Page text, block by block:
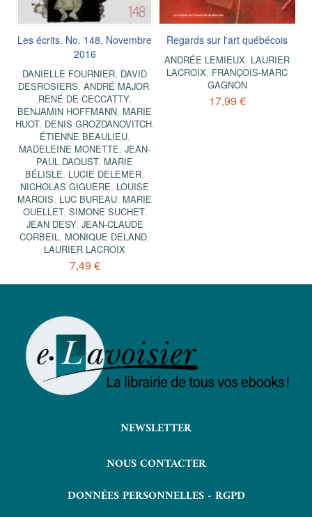
Les écrits. No. 148, Novembre
2016
DANIELLE FOURNIER, DAVID
DESROSIERS, ANDRÉ MAJOR,
RENÉ DE CECCATTY,
BENJAMIN HOFFMANN, MARIE
HUOT, DENIS GROZDANOVITCH,
ÉTIENNE BEAULIEU,
MADELEINE MONETTE,JEAN-
PAUL DAOUST, MARIE
BÉLISLE, LUCIE DELEMER,
NICHOLAS GIGUÈRE, LOUISE
MAROIS, LUC BUREAU, MARIE
OUELLET, SIMONE SUCHET,
JEAN DESY, JEAN-CLAUDE
CORBEIL, MONIQUE DELAND,
LAURIER LACROIX
7,49 €
Regards sur l'art québécois
ANDRÉE LEMIEUX, LAURIER
LACROIX, FRANÇOIS-MARC
GAGNON
17,99 €
NEWSLETTER
NOUS CONTACTER
DONNÉES PERSONNELLES - RGPD